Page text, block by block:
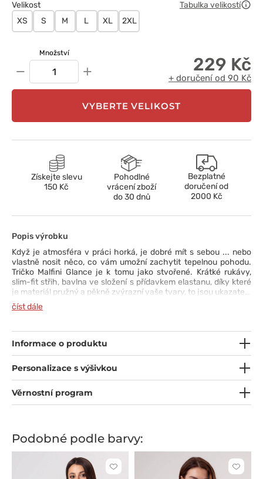
Velikost
Tabulka velikostí
XS
S M L XL 2XL
Množství
− + 229 Kč
+ doručení od 90 Kč
VYBERTE VELIKOST
Získejte slevu
150 Kč
Pohodlné
vrácení zboží
do 30 dnů
Bezplatné
doručení od
2000 Kč
Popis výrobku
Když je atmosféra v práci horká, je dobré mít s sebou ... nebo
vlastně nosit něco, co vám umožní zachytit tepelnou pohodu.
Tričko Malfini Glance je k tomu jako stvořené. Krátké rukávy,
slim-fit střih, bavlna ve složení s přídavkem elastanu, díky které
je materiál pružný a pěkně zvýrazní vaše tvary, to jsou ukazatele
opravdového pohodlí. Úzký lem a kulatý výstřih jsou součástí
univerzálního charakteru trička a detaily jako zpevňující švy na
bez ohledu na roční období - jako top nebo základ pod mikinu.
číst dále
Informace o produktu
Personalizace s výšivkou
Věrnostní program
Podobné podle barvy:
Kliknutím